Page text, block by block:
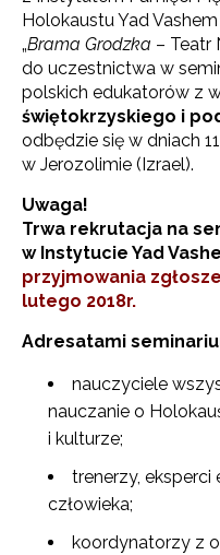
Holokaustu Yad
„Brama Grodzka – Teatr
do uczestnictwa w
polskich edukatorów z
świętokrzyskiego i
odbędzie się w dniach
w Jerozolimie (Izrael).
Uwaga!
Trwa rekrutacja na
w Instytucie Yad
przyjmowania
lutego 2018r.
Adresatami
nauczyciele
nauczanie o
i kulturze;
trenerzy, eksperci
człowieka;
koordynatorzy z